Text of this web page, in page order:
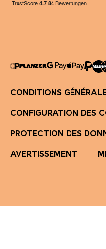
CONDITIONS
CONFIGURATION DES
PROTECTION DES
AVERTISSEMENT